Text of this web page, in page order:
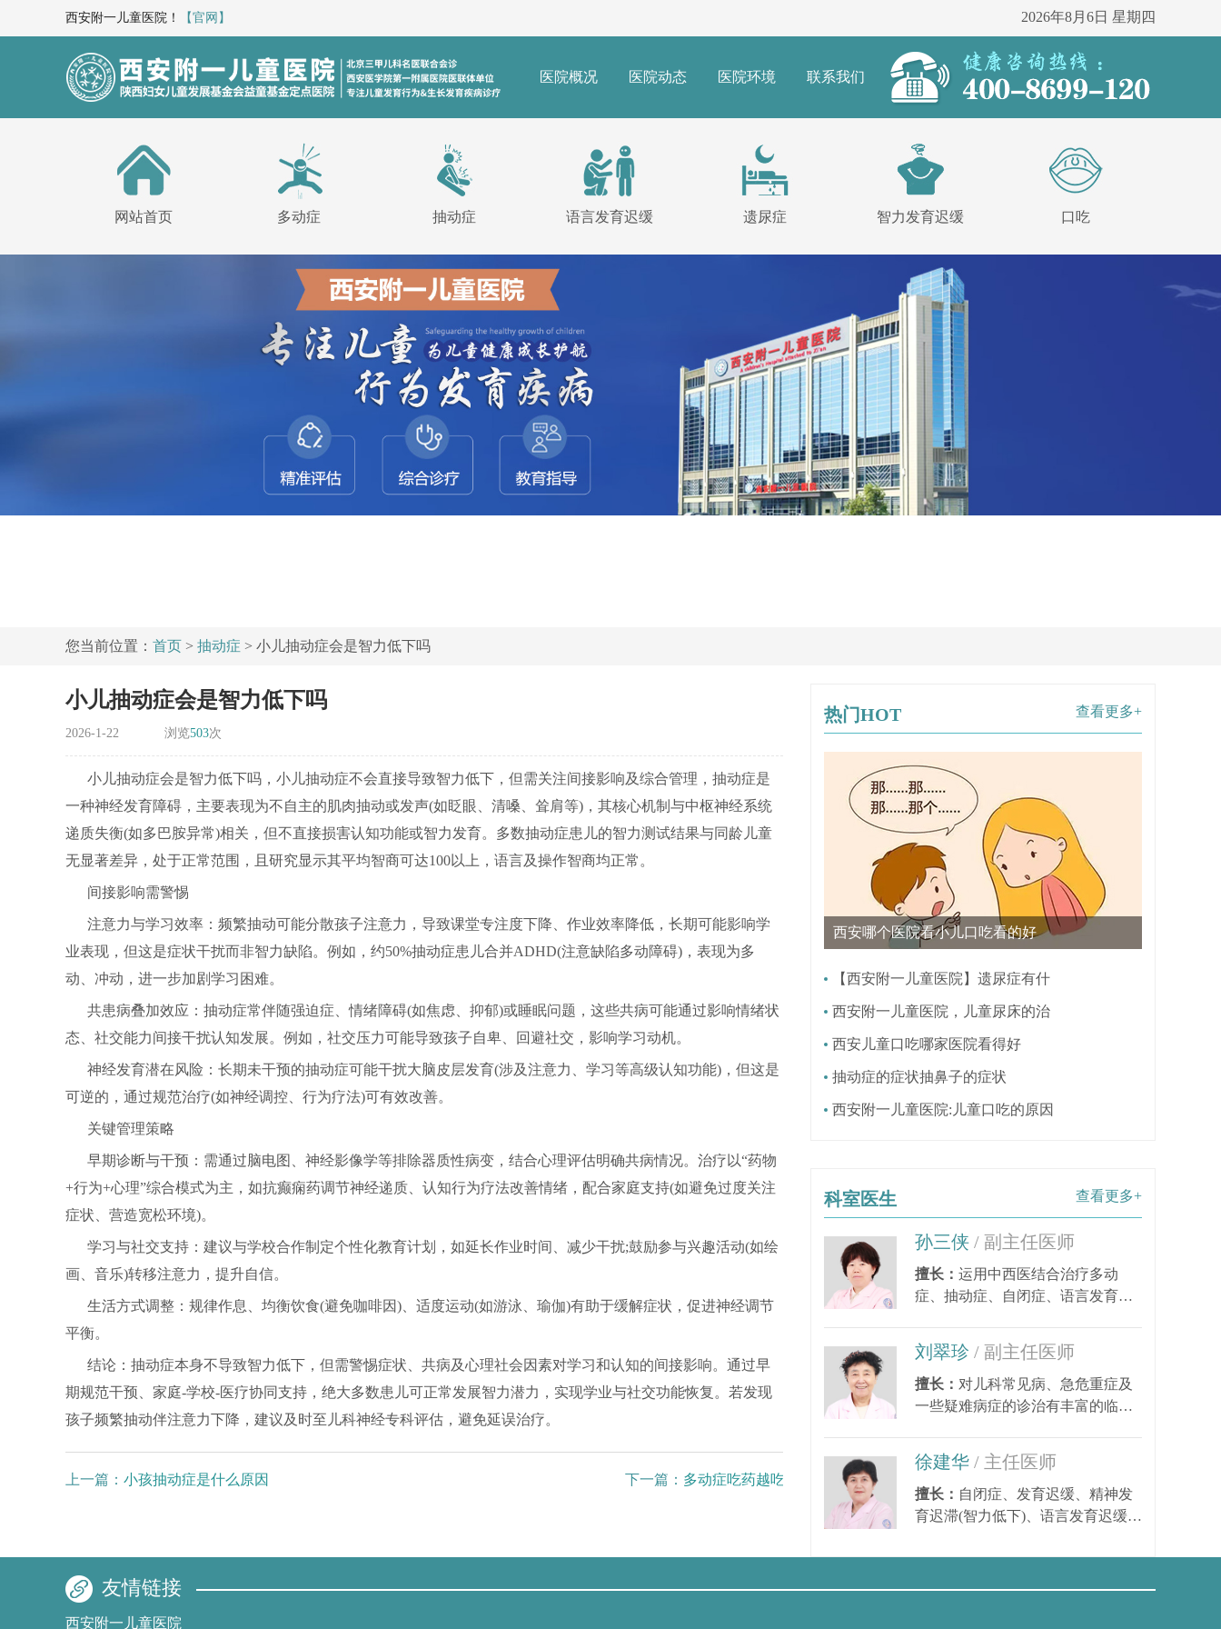
西安附一儿童医院！ 【官网】 2026年8月6日 星期四
医院概况 医院动态 医院环境 联系我们
网站首页 多动症 抽动症 语言发育迟缓 遗尿症 智力发育迟缓 口吃
您当前位置： 首页 > 抽动症 > 小儿抽动症会是智力低下吗
小儿抽动症会是智力低下吗
2026-1-22 浏览503次
小儿抽动症会是智力低下吗，小儿抽动症不会直接导致智力低下，但需关注间接影响及综合管理，抽动症是
一种神经发育障碍，主要表现为不自主的肌肉抽动或发声(如眨眼、清嗓、耸肩等)，其核心机制与中枢神经系统
递质失衡(如多巴胺异常)相关，但不直接损害认知功能或智力发育。多数抽动症患儿的智力测试结果与同龄儿童
无显著差异，处于正常范围，且研究显示其平均智商可达100以上，语言及操作智商均正常。
间接影响需警惕
注意力与学习效率：频繁抽动可能分散孩子注意力，导致课堂专注度下降、作业效率降低，长期可能影响学
业表现，但这是症状干扰而非智力缺陷。例如，约50%抽动症患儿合并ADHD(注意缺陷多动障碍)，表现为多
动、冲动，进一步加剧学习困难。
共患病叠加效应：抽动症常伴随强迫症、情绪障碍(如焦虑、抑郁)或睡眠问题，这些共病可能通过影响情绪状
态、社交能力间接干扰认知发展。例如，社交压力可能导致孩子自卑、回避社交，影响学习动机。
神经发育潜在风险：长期未干预的抽动症可能干扰大脑皮层发育(涉及注意力、学习等高级认知功能)，但这是
可逆的，通过规范治疗(如神经调控、行为疗法)可有效改善。
关键管理策略
早期诊断与干预：需通过脑电图、神经影像学等排除器质性病变，结合心理评估明确共病情况。治疗以“药物
+行为+心理”综合模式为主，如抗癫痫药调节神经递质、认知行为疗法改善情绪，配合家庭支持(如避免过度关注
症状、营造宽松环境)。
学习与社交支持：建议与学校合作制定个性化教育计划，如延长作业时间、减少干扰;鼓励参与兴趣活动(如绘
画、音乐)转移注意力，提升自信。
生活方式调整：规律作息、均衡饮食(避免咖啡因)、适度运动(如游泳、瑜伽)有助于缓解症状，促进神经调节
平衡。
结论：抽动症本身不导致智力低下，但需警惕症状、共病及心理社会因素对学习和认知的间接影响。通过早
期规范干预、家庭-学校-医疗协同支持，绝大多数患儿可正常发展智力潜力，实现学业与社交功能恢复。若发现
孩子频繁抽动伴注意力下降，建议及时至儿科神经专科评估，避免延误治疗。
上一篇： 小孩抽动症是什么原因 下一篇： 多动症吃药越吃越严重
查看更多+
热门HOT
西安哪个医院看小儿口吃看的好
【西安附一儿童医院】遗尿症有什
西安附一儿童医院，儿童尿床的治
西安儿童口吃哪家医院看得好
抽动症的症状抽鼻子的症状
西安附一儿童医院:儿童口吃的原因
查看更多+
科室医生
孙三侠 / 副主任医师
擅长： 运用中西医结合治疗多动
症、抽动症、自闭症、语言发育迟
刘翠珍 / 副主任医师
擅长： 对儿科常见病、急危重症及
一些疑难病症的诊治有丰富的临床
徐建华 / 主任医师
擅长： 自闭症、发育迟缓、精神发
育迟滞(智力低下)、语言发育迟缓、
友情链接
西安附一儿童医院